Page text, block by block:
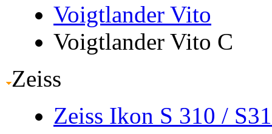
Voigtlander Vito
Voigtlander Vito C
Zeiss
Zeiss Ikon S 310 /